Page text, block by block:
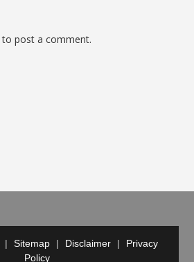
to post a comment.
| Sitemap | Disclaimer |
Privacy
Policy